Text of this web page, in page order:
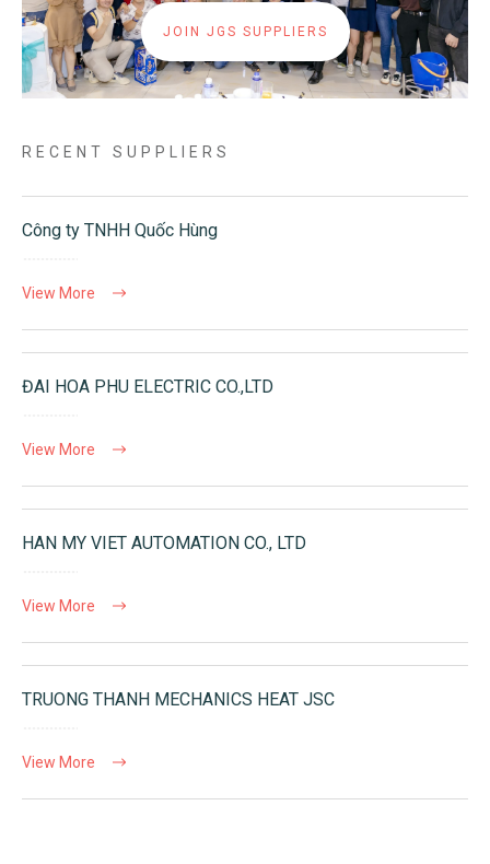
JOIN JGS SUPPLIERS
RECENT SUPPLIERS
Công ty TNHH Quốc Hùng
View More
ĐAI HOA PHU ELECTRIC CO.,LTD
View More
HAN MY VIET AUTOMATION CO., LTD
View More
TRUONG THANH MECHANICS HEAT JSC
View More